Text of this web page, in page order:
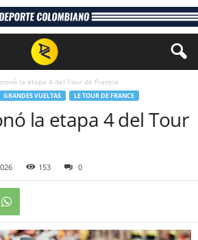
la etapa 4 del Tour de Francia
GRANDES VUELTAS LE TOUR DE FRANCE
la etapa 4 del Tour
153 0